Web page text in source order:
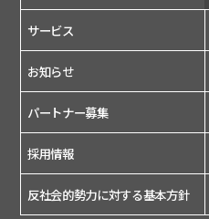
サービス
お知らせ
パートナー募集
採用情報
反社会的勢力に対する基本方針